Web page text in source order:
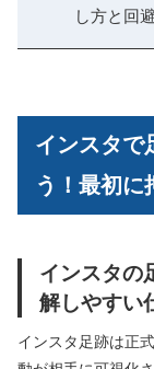
し方と回
インスタで
う！最初に
インスタの
解しやすい
インスタ足跡は正